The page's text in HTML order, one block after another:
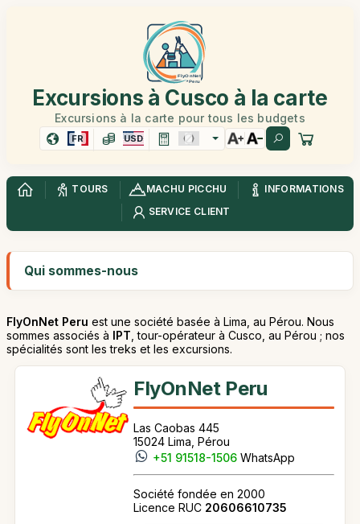
Excursions à Cusco à la carte
Excursions à la carte pour tous les budgets
FR USD
TOURS MACHU PICCHU
INFORMATIONS
SERVICE CLIENT
Qui sommes-nous
FlyOnNet Peru est une société basée à Lima, au Pérou. Nous
sommes associés à IPT , tour-opérateur à Cusco, au Pérou ; nos
spécialités sont les treks et les excursions.
FlyOnNet Peru
Las Caobas 445
15024 Lima, Pérou
+51 91518-1506 WhatsApp
Société fondée en 2000
Licence RUC 20606610735